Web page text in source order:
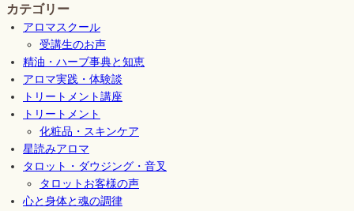
カテゴリー
アロマスクール
受講生のお声
精油・ハーブ事典と知恵
アロマ実践・体験談
トリートメント講座
トリートメント
化粧品・スキンケア
星読みアロマ
タロット・ダウジング・音叉
タロットお客様の声
心と身体と魂の調律